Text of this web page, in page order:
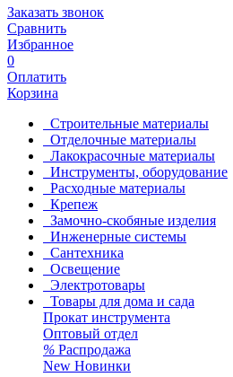
Заказать звонок
Сравнить
Избранное
0
Оплатить
Корзина
Строительные материалы
Отделочные материалы
Лакокрасочные материалы
Инструменты, оборудование
Расходные материалы
Крепеж
Замочно-скобяные изделия
Инженерные системы
Сантехника
Освещение
Электротовары
Товары для дома и сада
Прокат инструмента
Оптовый отдел
% Распродажа
New Новинки